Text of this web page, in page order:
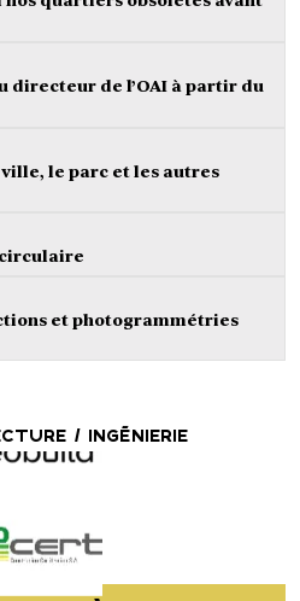
directeur de l’OAI à partir du
le parc et les autres
et photogrammétries
/ INGÉNIERIE